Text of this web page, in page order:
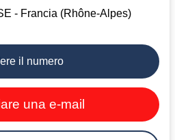
- Francia (Rhône-Alpes)
il numero
una e-mail